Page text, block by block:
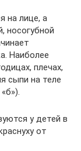
на лице, а
носогубной
Наиболее
плечах,
сыпи на теле
у детей в
от